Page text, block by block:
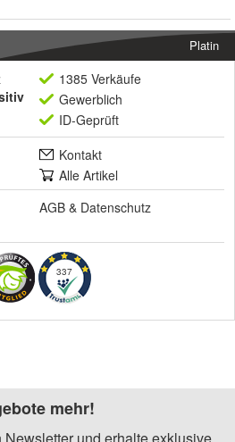
Platin
1385 Verkäufe
Gewerblich
ID-Geprüft
Kontakt
Alle Artikel
AGB & Datenschutz
337
mehr!
und erhalte exklusive